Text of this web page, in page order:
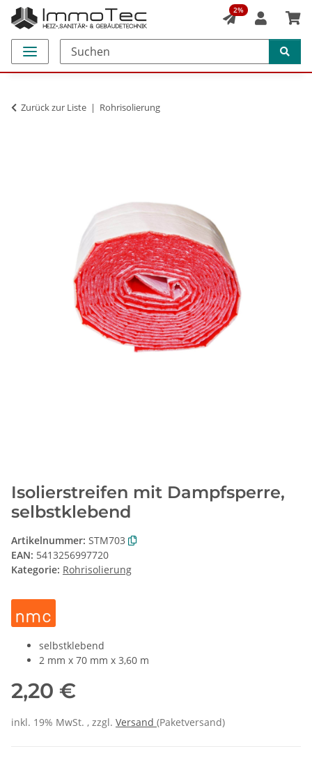
2%
Zurück zur Liste Rohrisolierung
Isolierstreifen mit Dampfsperre,
selbstklebend
Artikelnummer: STM703
EAN: 5413256997720
Kategorie: Rohrisolierung
selbstklebend
2 mm x 70 mm x 3,60 m
2,20 €
inkl. 19% MwSt. , zzgl. Versand (Paketversand)